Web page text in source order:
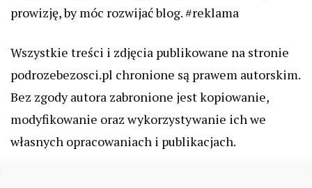
prowizję, by móc rozwijać blog. #reklama
Wszystkie treści i zdjęcia publikowane na stronie
podrozebezosci.pl chronione są prawem autorskim.
Bez zgody autora zabronione jest kopiowanie,
modyfikowanie oraz wykorzystywanie ich we
własnych opracowaniach i publikacjach.